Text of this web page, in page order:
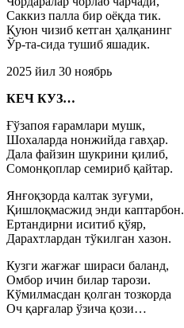
Саккиз палла бир оёқда тик.
Қуюн чизиб кетган ҳалқанинг
Ўр-та-сида тушиб яшадик.
2025 йил 30 ноябрь
КЕЧ КУЗ…
Ғўзапоя ғарамлари мушк,
Шохаларда нонжийда гавҳар.
Дала файзин шукрини қилиб,
Сомонқоплар семириб қайтар.
Янғоқзорда калтак зуғуми,
Қишлоқмасжид энди каптарбон.
Ертандирни иситиб қўяр,
Дарахтлардан тўкилган хазон.
Кузги жағжағ шираси баланд,
Омбор ичин билар тарози.
Кўмилмасдан қолган тозкорда
Оч қарғалар ўзича қози…